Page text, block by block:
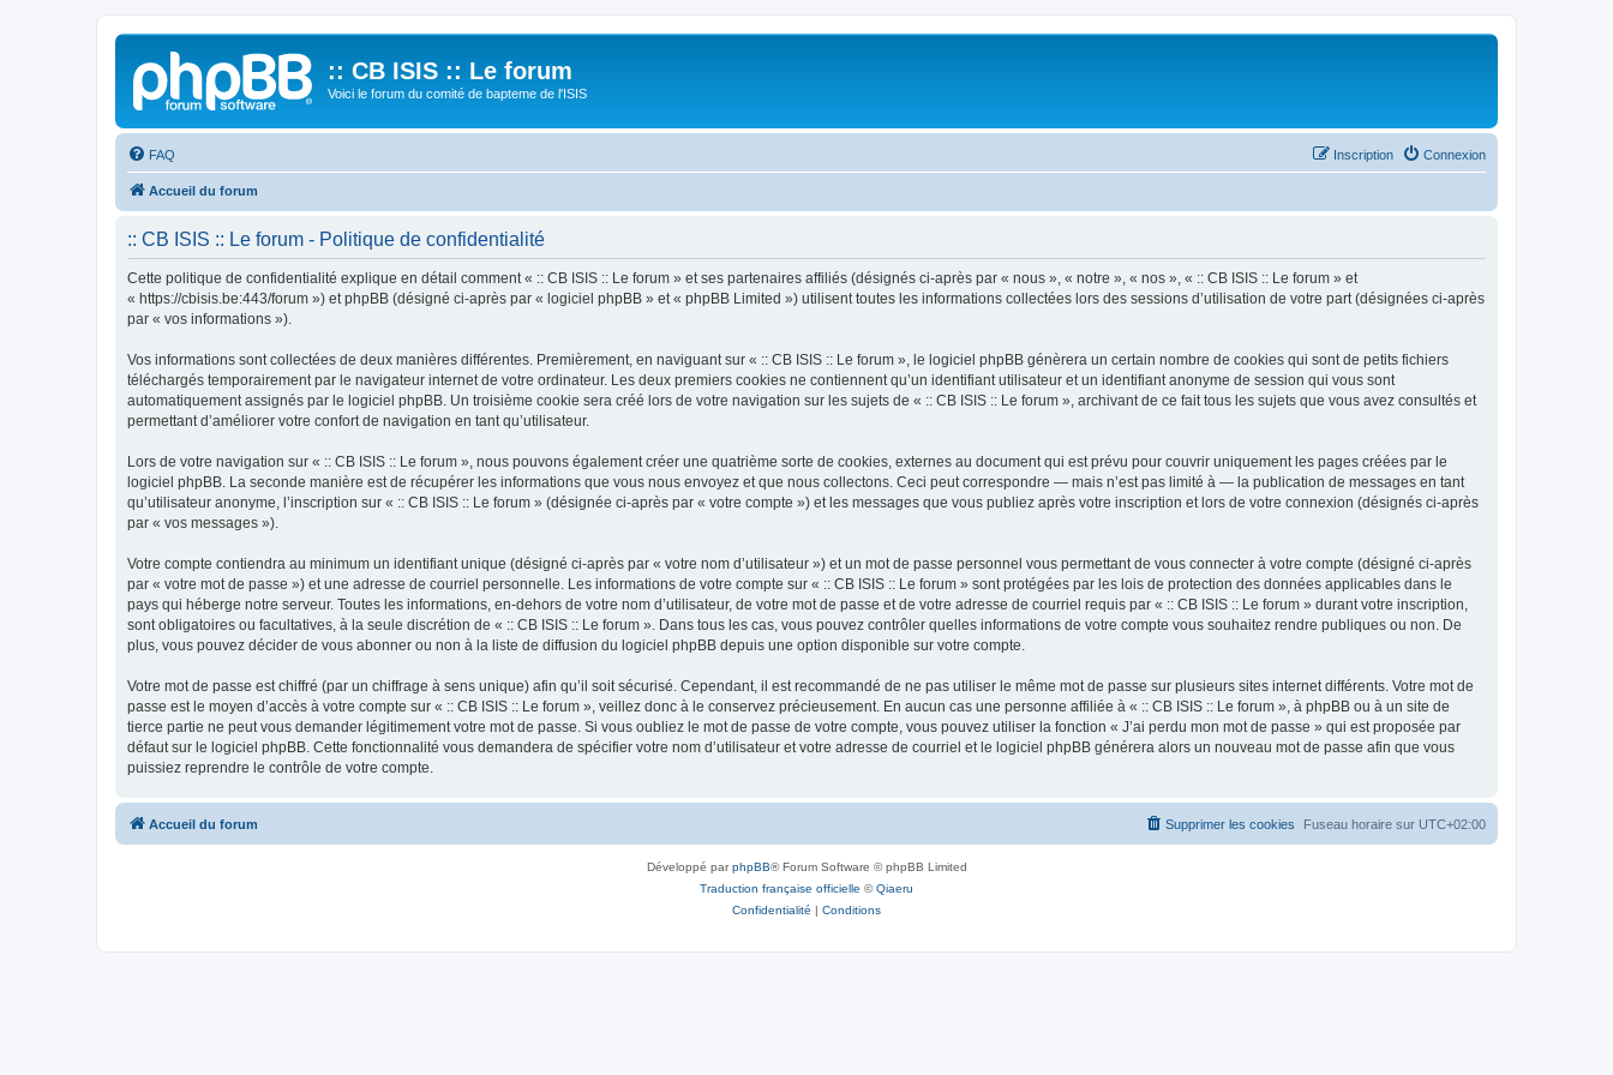
:: CB ISIS :: Le forum
Voici le forum du comité de bapteme de l'ISIS
FAQ Connexion
Inscription
Accueil du forum
:: CB ISIS :: Le forum - Politique de confidentialité
Cette politique de confidentialité explique en détail comment « :: CB ISIS :: Le forum » et ses partenaires affiliés (désignés ci-après par « nous », « notre », « nos », « :: CB ISIS :: Le forum » et
« https://cbisis.be:443/forum ») et phpBB (désigné ci-après par « logiciel phpBB » et « phpBB Limited ») utilisent toutes les informations collectées lors des sessions d’utilisation de votre part (désignées ci-après
par « vos informations »).
Vos informations sont collectées de deux manières différentes. Premièrement, en naviguant sur « :: CB ISIS :: Le forum », le logiciel phpBB génèrera un certain nombre de cookies qui sont de petits fichiers
téléchargés temporairement par le navigateur internet de votre ordinateur. Les deux premiers cookies ne contiennent qu’un identifiant utilisateur et un identifiant anonyme de session qui vous sont
automatiquement assignés par le logiciel phpBB. Un troisième cookie sera créé lors de votre navigation sur les sujets de « :: CB ISIS :: Le forum », archivant de ce fait tous les sujets que vous avez consultés et
permettant d’améliorer votre confort de navigation en tant qu’utilisateur.
Lors de votre navigation sur « :: CB ISIS :: Le forum », nous pouvons également créer une quatrième sorte de cookies, externes au document qui est prévu pour couvrir uniquement les pages créées par le
logiciel phpBB. La seconde manière est de récupérer les informations que vous nous envoyez et que nous collectons. Ceci peut correspondre — mais n’est pas limité à — la publication de messages en tant
qu’utilisateur anonyme, l’inscription sur « :: CB ISIS :: Le forum » (désignée ci-après par « votre compte ») et les messages que vous publiez après votre inscription et lors de votre connexion (désignés ci-après
par « vos messages »).
Votre compte contiendra au minimum un identifiant unique (désigné ci-après par « votre nom d’utilisateur ») et un mot de passe personnel vous permettant de vous connecter à votre compte (désigné ci-après
par « votre mot de passe ») et une adresse de courriel personnelle. Les informations de votre compte sur « :: CB ISIS :: Le forum » sont protégées par les lois de protection des données applicables dans le
pays qui héberge notre serveur. Toutes les informations, en-dehors de votre nom d’utilisateur, de votre mot de passe et de votre adresse de courriel requis par « :: CB ISIS :: Le forum » durant votre inscription,
sont obligatoires ou facultatives, à la seule discrétion de « :: CB ISIS :: Le forum ». Dans tous les cas, vous pouvez contrôler quelles informations de votre compte vous souhaitez rendre publiques ou non. De
plus, vous pouvez décider de vous abonner ou non à la liste de diffusion du logiciel phpBB depuis une option disponible sur votre compte.
Votre mot de passe est chiffré (par un chiffrage à sens unique) afin qu’il soit sécurisé. Cependant, il est recommandé de ne pas utiliser le même mot de passe sur plusieurs sites internet différents. Votre mot de
passe est le moyen d’accès à votre compte sur « :: CB ISIS :: Le forum », veillez donc à le conservez précieusement. En aucun cas une personne affiliée à « :: CB ISIS :: Le forum », à phpBB ou à un site de
tierce partie ne peut vous demander légitimement votre mot de passe. Si vous oubliez le mot de passe de votre compte, vous pouvez utiliser la fonction « J’ai perdu mon mot de passe » qui est proposée par
défaut sur le logiciel phpBB. Cette fonctionnalité vous demandera de spécifier votre nom d’utilisateur et votre adresse de courriel et le logiciel phpBB générera alors un nouveau mot de passe afin que vous
puissiez reprendre le contrôle de votre compte.
Accueil du forum Fuseau horaire sur UTC+02:00
Supprimer les cookies
Développé parphpBB® Forum Software © phpBB Limited
Traduction française officielle ©Qiaeru
Confidentialité | Conditions